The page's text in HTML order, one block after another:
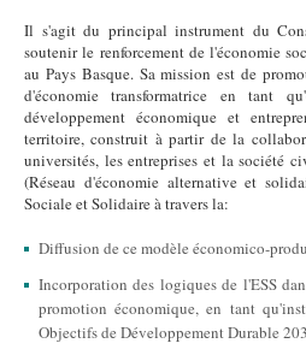
Il s'agit du principal instrument du
soutenir le renforcement de l'économie
au Pays Basque. Sa mission est de
d'économie transformatrice en tant
développement économique et
territoire, construit à partir de la
universités, les entreprises et la société
(Réseau d'économie alternative et
Sociale et Solidaire à travers la:
Diffusion de ce modèle économico-
Incorporation des logiques de l'ESS
promotion économique, en tant
Objectifs de Développement Durable